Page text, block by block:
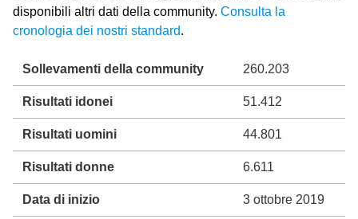
disponibili altri dati della community. Consulta la
cronologia dei nostri standard.
Sollevamenti della community 260.203
Risultati idonei 51.412
Risultati uomini 44.801
Risultati donne 6.611
Data di inizio 3 ottobre 2019